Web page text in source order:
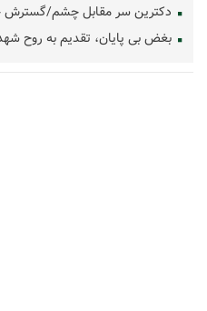
دکترین سر مقابل چشم/گسترش
بغض بی پایان، تقدیم به روح